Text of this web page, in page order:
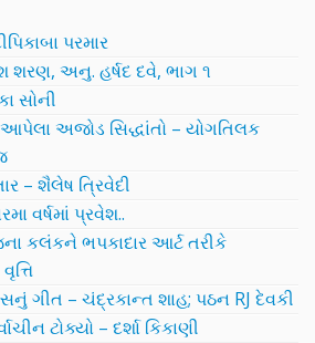
પરમાર
શરણ, અનુ. હર્ષદ દવે, ભાગ ૧
સોની
અજોડ સિદ્ધાંતો – યોગતિલક
– શૈલેષ ત્રિવેદી
વર્ષમાં પ્રવેશ..
કલંકને ભપકાદાર આર્ટ તરીકે
ગીત – ચંદ્રકાન્ત શાહ; પઠન RJ દેવકી
ટોક્યો – દર્શા કિકાણી